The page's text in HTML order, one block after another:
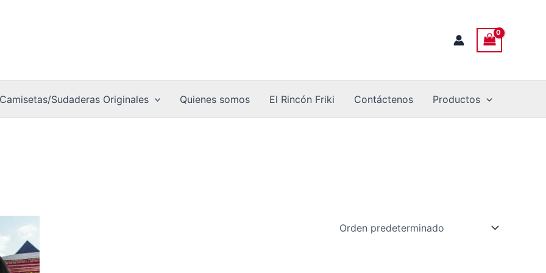
Camisetas/Sudaderas Originales Quienes somos El Rincón Friki Contáctenos Productos
€